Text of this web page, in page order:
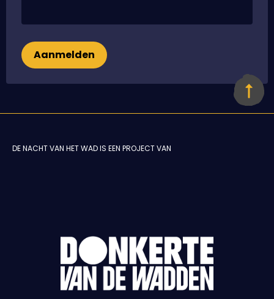
Aanmelden
DE NACHT VAN HET WAD IS EEN PROJECT VAN